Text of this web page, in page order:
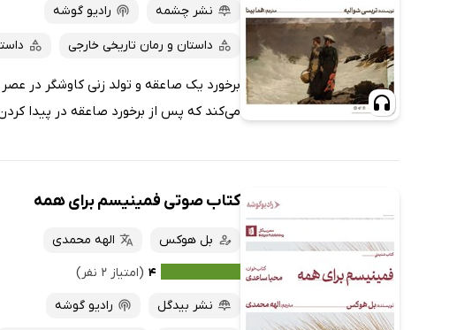
نشر چشمه
رادیو گوشه
داستان و رمان تاریخی خارجی
برخورد یک صاعقه و تولد زنی کاوشگر در
می‌کند که پس از برخورد صاعقه در پیدا
کتاب صوتی فمینیسم برای همه
بل هوکس
الهه محمدی
۴ (امتیاز ۲ نفر)
نشر بیدگل
رادیو گوشه